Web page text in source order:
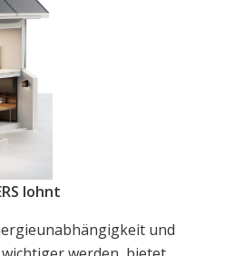
lohnt
und